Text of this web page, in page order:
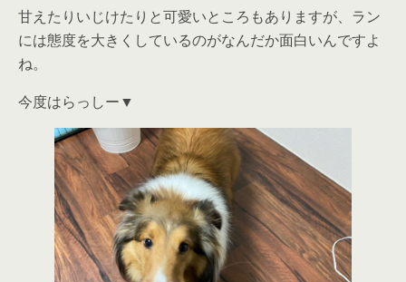
甘えたりいじけたりと可愛いところもありますが、ラン
には態度を大きくしているのがなんだか面白いんですよ
ね。
今度はらっしー▼